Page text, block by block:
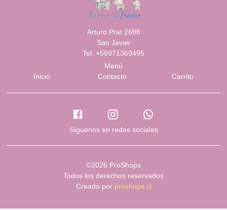
Arturo Prat 2698
San Javier
Tel: +56971369495
Menú
Inicio
Contacto Carrito
Síguenos en redes sociales
©2026 ProShops
Todos los derechos reservados
Creado por proshops.cl